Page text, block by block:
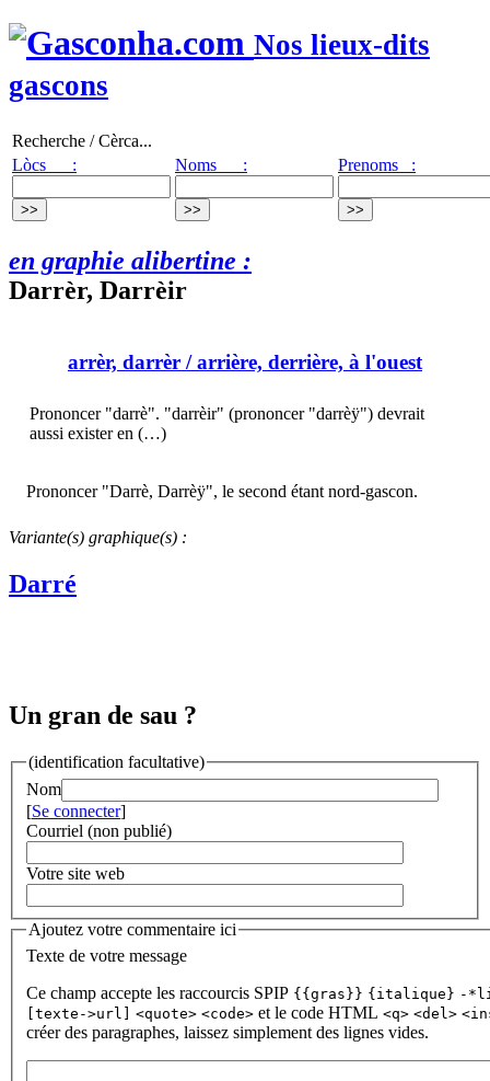
Nos lieux-dits
gascons
Recherche / Cèrca...
Lòcs :
Noms : Prenoms :
en graphie alibertine :
Darrèr, Darrèir
arrèr, darrèr / arrière, derrière, à l'ouest
Prononcer "darrè". "darrèir" (prononcer "darrèÿ") devrait
aussi exister en (…)
Prononcer "Darrè, Darrèÿ", le second étant nord-gascon.
Variante(s) graphique(s) :
Darré
Un gran de sau ?
(identification facultative)
Nom
[Se connecter]
Courriel (non publié)
Votre site web
Ajoutez votre commentaire ici
Texte de votre message
Ce champ accepte les raccourcis SPIP {{gras}} {italique} -
[texte->url] <quote> <code> et le code HTML <q> <del>
créer des paragraphes, laissez simplement des lignes vides.